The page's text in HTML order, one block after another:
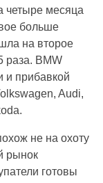
четыре месяца
больше
на второе
раза. BMW
и прибавкой
Audi,
не на охоту
рынок
готовы